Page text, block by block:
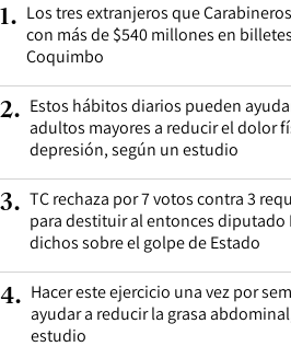
1. Los tres extranjeros que
con más de $540 millones en
Coquimbo
2. Estos hábitos diarios pueden
adultos mayores a reducir el dolor
depresión, según un estudio
3. TC rechaza por 7 votos contra 3
para destituir al entonces diputado
dichos sobre el golpe de Estado
4. Hacer este ejercicio una vez por
ayudar a reducir la grasa
estudio